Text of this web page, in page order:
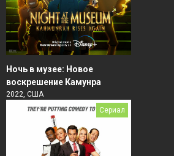
Ночь в музее: Новое
воскрешение Камунра
2022, США
Сериал